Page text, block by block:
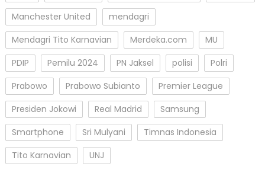
Manchester United
mendagri
Mendagri Tito Karnavian
Merdeka.com
MU
PDIP
Pemilu 2024 PN Jaksel polisi
Polri
Prabowo
Prabowo Subianto
Premier League
Presiden Jokowi
Real Madrid
Samsung
Smartphone
Sri Mulyani
Timnas Indonesia
Tito Karnavian
UNJ